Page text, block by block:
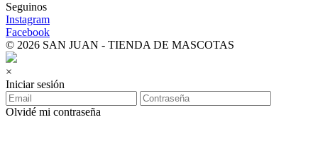
Seguinos
Instagram
Facebook
© 2026 SAN JUAN - TIENDA DE MASCOTAS
×
Iniciar sesión
Olvidé mi contraseña